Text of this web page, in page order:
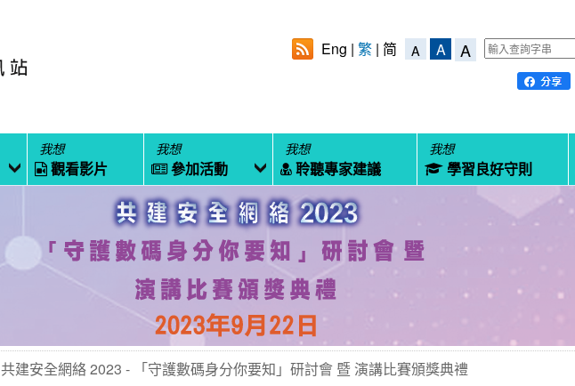
Eng 繁 简 A A A
我想
觀看影片
我想
參加活動
我想
聆聽專家建議
我想
學習良好守則
共建安全網絡 2023 - 「守護數碼身分你要知」研討會 暨 演講比賽頒獎典禮